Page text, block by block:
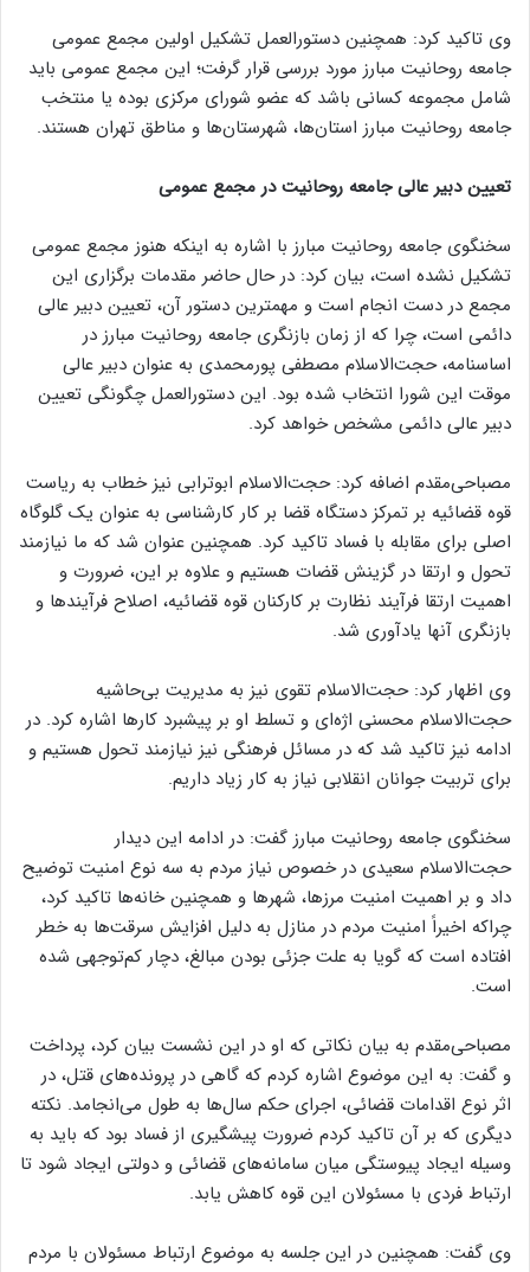
وی تاکید کرد: همچنین دستورالعمل تشکیل اولین مجمع عمومی
جامعه روحانیت مبارز مورد بررسی قرار گرفت؛ این مجمع عمومی باید
شامل مجموعه کسانی باشد که عضو شورای مرکزی بوده یا منتخب
جامعه روحانیت مبارز استان‌ها، شهرستان‌ها و مناطق تهران هستند.
تعیین دبیر عالی جامعه روحانیت در مجمع عمومی
سخنگوی جامعه روحانیت مبارز با اشاره به اینکه هنوز مجمع عمومی
تشکیل نشده است، بیان کرد: در حال حاضر مقدمات برگزاری این
مجمع در دست انجام است و مهمترین دستور آن، تعیین دبیر عالی
دائمی است، چرا که از زمان بازنگری جامعه روحانیت مبارز در
اساسنامه، حجت‌الاسلام مصطفی پورمحمدی به عنوان دبیر عالی
موقت این شورا انتخاب شده بود. این دستورالعمل چگونگی تعیین
دبیر عالی دائمی مشخص خواهد کرد.
مصباحی‌مقدم اضافه کرد: حجت‌الاسلام ابوترابی نیز خطاب به ریاست
قوه قضائیه بر تمرکز دستگاه قضا بر کار کارشناسی به عنوان یک گلوگاه
اصلی برای مقابله با فساد تاکید کرد. همچنین عنوان شد که ما نیازمند
تحول و ارتقا در گزینش قضات هستیم و علاوه بر این، ضرورت و
اهمیت ارتقا فرآیند نظارت بر کارکنان قوه قضائیه، اصلاح فرآیندها و
بازنگری آنها یادآوری شد.
وی اظهار کرد: حجت‌الاسلام تقوی نیز به مدیریت بی‌حاشیه
حجت‌الاسلام محسنی اژه‌ای و تسلط او بر پیشبرد کارها اشاره کرد. در
ادامه نیز تاکید شد که در مسائل فرهنگی نیز نیازمند تحول هستیم و
برای تربیت جوانان انقلابی نیاز به کار زیاد داریم.
سخنگوی جامعه روحانیت مبارز گفت: در ادامه این دیدار
حجت‌الاسلام سعیدی در خصوص نیاز مردم به سه نوع امنیت توضیح
داد و بر اهمیت امنیت مرزها، شهرها و همچنین خانه‌ها تاکید کرد،
چراکه اخیراً امنیت مردم در منازل به دلیل افزایش سرقت‌ها به خطر
افتاده است که گویا به علت جزئی بودن مبالغ، دچار کم‌توجهی شده
است.
مصباحی‌مقدم به بیان نکاتی که او در این نشست بیان کرد، پرداخت
و گفت: به این موضوع اشاره کردم که گاهی در پرونده‌های قتل، در
اثر نوع اقدامات قضائی، اجرای حکم سال‌ها به طول می‌انجامد. نکته
دیگری که بر آن تاکید کردم ضرورت پیشگیری از فساد بود که باید به
وسیله ایجاد پیوستگی میان سامانه‌های قضائی و دولتی ایجاد شود تا
ارتباط فردی با مسئولان این قوه کاهش یابد.
وی گفت: همچنین در این جلسه به موضوع ارتباط مسئولان با مردم